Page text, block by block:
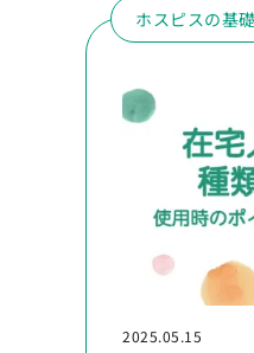
ホスピスの基
2025.05.15